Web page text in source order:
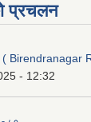
प्रचलन
(
- 12:32